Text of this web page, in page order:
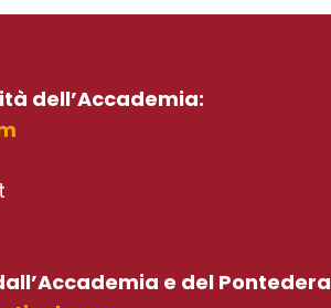
dell’Accademia:
e del Pontedera